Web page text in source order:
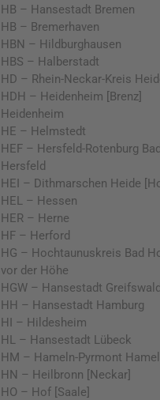
HB – Hansestadt Bremen
HB – Bremerhaven
HBN – Hildburghausen
HBS – Halberstadt
HD – Rhein-Neckar-Kreis
HDH – Heidenheim [Brenz]
Heidenheim
HE – Helmstedt
HEF – Hersfeld-Rotenburg Bad
Hersfeld
HEI – Dithmarschen Heide
HEL – Hessen
HER – Herne
HF – Herford
HG – Hochtaunuskreis Bad
vor der Höhe
HGW – Hansestadt Greifswald
HH – Hansestadt Hamburg
HI – Hildesheim
HL – Hansestadt Lübeck
HM – Hameln-Pyrmont
HN – Heilbronn [Neckar]
HO – Hof [Saale]